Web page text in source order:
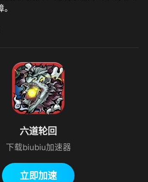
六道轮回
下载biubiu加速器
立即加速